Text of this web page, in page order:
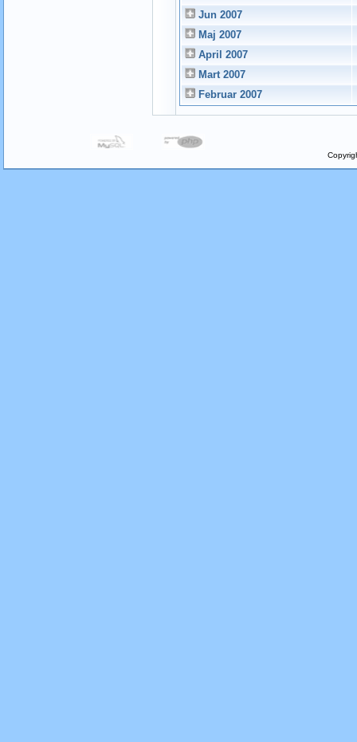
Jun 2007
Maj 2007
April 2007
Mart 2007
Februar 2007